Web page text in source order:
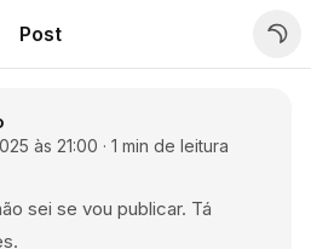
Post
às 21:00 · 1 min de leitura
sei se vou publicar. Tá